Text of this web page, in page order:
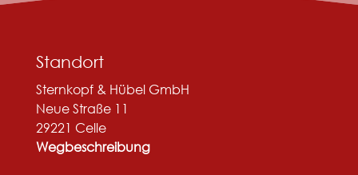
Standort
Sternkopf & Hübel GmbH
Neue Straße 11
29221 Celle
Wegbeschreibung